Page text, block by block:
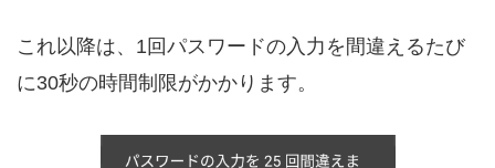
これ以降は、1回パスワードの入力を間違えるたび
に30秒の時間制限がかかります。